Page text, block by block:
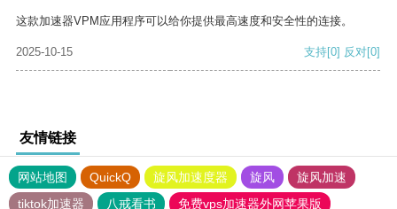
这款加速器VPM应用程序可以给你提供最高速度和安全性的连接。
2025-10-15 支持[0] 反对[0]
友情链接
网站地图 QuickQ 旋风加速度器 旋风
旋风加速
tiktok加速器
八戒看书
免费vps加速器外网苹果版